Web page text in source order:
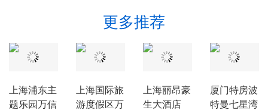
更多推荐
上海浦东主
题乐园万信
上海国际旅
游度假区万
上海丽昂豪
生大酒店
厦门特房波
特曼七星湾